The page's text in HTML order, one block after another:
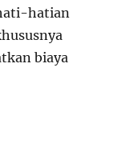
hatian
biaya